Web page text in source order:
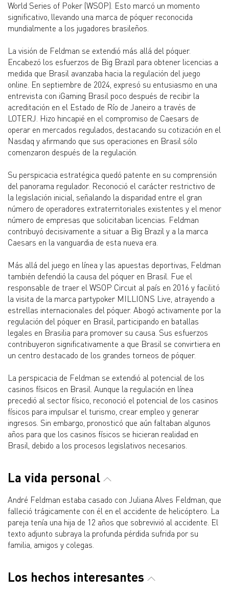
World Series of Poker (WSOP). Esto marcó un momento
significativo, llevando una marca de póquer reconocida
mundialmente a los jugadores brasileños.
La visión de Feldman se extendió más allá del póquer.
Encabezó los esfuerzos de Big Brazil para obtener licencias a
medida que Brasil avanzaba hacia la regulación del juego
online. En septiembre de 2024, expresó su entusiasmo en una
entrevista con iGaming Brasil poco después de recibir la
acreditación en el Estado de Río de Janeiro a través de
LOTERJ. Hizo hincapié en el compromiso de Caesars de
operar en mercados regulados, destacando su cotización en el
Nasdaq y afirmando que sus operaciones en Brasil sólo
comenzaron después de la regulación.
Su perspicacia estratégica quedó patente en su comprensión
del panorama regulador. Reconoció el carácter restrictivo de
la legislación inicial, señalando la disparidad entre el gran
número de operadores extraterritoriales existentes y el menor
número de empresas que solicitaban licencias. Feldman
contribuyó decisivamente a situar a Big Brazil y a la marca
Caesars en la vanguardia de esta nueva era.
Más allá del juego en línea y las apuestas deportivas, Feldman
también defendió la causa del póquer en Brasil. Fue el
responsable de traer el WSOP Circuit al país en 2016 y facilitó
la visita de la marca partypoker MILLIONS Live, atrayendo a
estrellas internacionales del póquer. Abogó activamente por la
regulación del póquer en Brasil, participando en batallas
legales en Brasilia para promover su causa. Sus esfuerzos
contribuyeron significativamente a que Brasil se convirtiera en
un centro destacado de los grandes torneos de póquer.
La perspicacia de Feldman se extendió al potencial de los
casinos físicos en Brasil. Aunque la regulación en línea
precedió al sector físico, reconoció el potencial de los casinos
físicos para impulsar el turismo, crear empleo y generar
ingresos. Sin embargo, pronosticó que aún faltaban algunos
años para que los casinos físicos se hicieran realidad en
Brasil, debido a los procesos legislativos necesarios.
La vida personal
André Feldman estaba casado con Juliana Alves Feldman, que
falleció trágicamente con él en el accidente de helicóptero. La
pareja tenía una hija de 12 años que sobrevivió al accidente. El
texto adjunto subraya la profunda pérdida sufrida por su
familia, amigos y colegas.
Los hechos interesantes